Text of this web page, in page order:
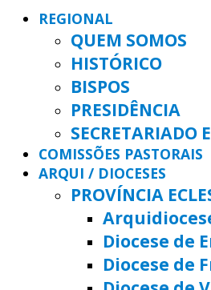
REGIONAL
QUEM SOMOS
HISTÓRICO
BISPOS
PRESIDÊNCIA
SECRETARIADO
COMISSÕES PASTORAIS
ARQUI / DIOCESES
PROVÍNCIA
Diocese de
Diocese de